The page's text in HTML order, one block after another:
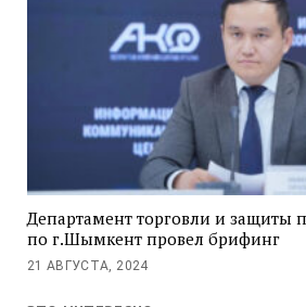
Департамент торговли и защиты
по г.Шымкент провел брифинг
21 АВГУСТА, 2024